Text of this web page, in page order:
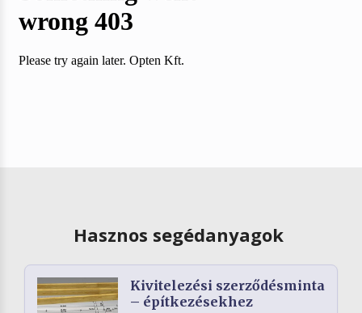
Hasznos segédanyagok
Kivitelezési szerződésminta
– építkezésekhez